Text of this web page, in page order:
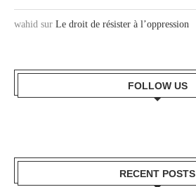
wahid sur Le droit de résister à l’oppression
FOLLOW US
RECENT POSTS